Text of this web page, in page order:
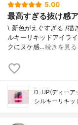
5.00
最高すぎる抜け感
\ 新色がえぐすぎる /⁡描
ルキーリキッドアイラ
クにヌケ感…続きを見る
D-UP(ディーア
シルキーリキッ